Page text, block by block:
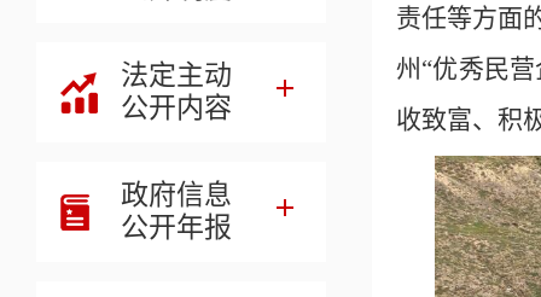
法定主动
公开内容
政府信息
公开年报
责任等方面
州“优秀民
收致富、积